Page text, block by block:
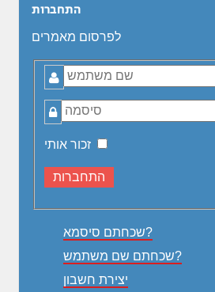
התחברות
לפרסום מאמרים
שם
משתמש
סיסמה
זכור אותי
שכחתם סיסמא?
שכחתם שם משתמש?
יצירת חשבון